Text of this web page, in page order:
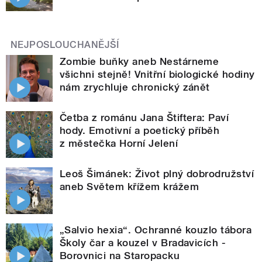
NEJPOSLOUCHANĚJŠÍ
Zombie buňky aneb Nestárneme
všichni stejně! Vnitřní biologické hodiny
nám zrychluje chronický zánět
Četba z románu Jana Štiftera: Paví
hody. Emotivní a poetický příběh
z městečka Horní Jelení
Leoš Šimánek: Život plný dobrodružství
aneb Světem křížem krážem
„Salvio hexia“. Ochranné kouzlo tábora
Školy čar a kouzel v Bradavicích -
Borovnici na Staropacku